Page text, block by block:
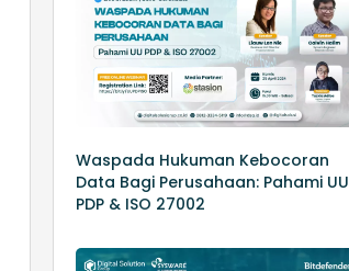
Waspada Hukuman Kebocoran
Data Bagi Perusahaan: Pahami UU
PDP & ISO 27002